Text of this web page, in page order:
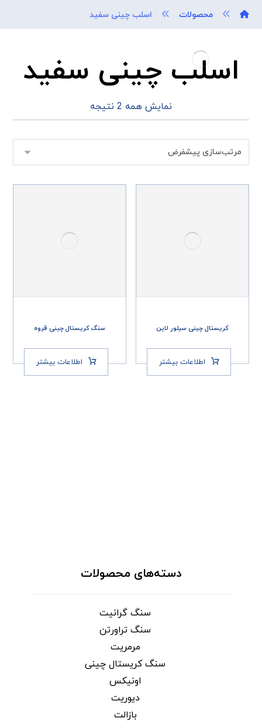
محصولات اسلب چینی سفید
اسلب چینی سفید
نمایش همه 2 نتیجه
کریستال چینی سیلور لاین
اطلاعات بیشتر
سنگ کریستال چینی قروه
اطلاعات بیشتر
دسته‌های محصولات
سنگ گرانیت
سنگ تراورتن
مرمریت
سنگ کریستال چینی
اونیکس
دیوریت
بازالت